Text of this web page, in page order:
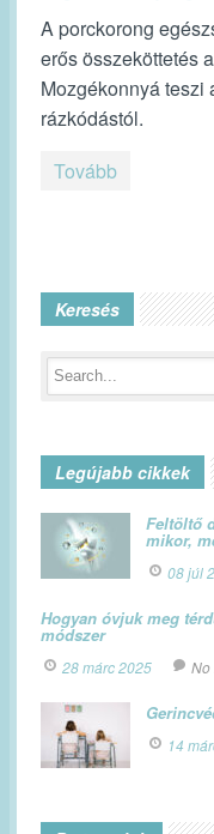
A porckorong
erős összeköttetés
Mozgékonnyá teszi
rázkódástól.
Tovább
Keresés
Legújabb cikkek
Feltöltő
mikor,
08 júl
Hogyan óvjuk meg
módszer
28 márc 2025 No
14